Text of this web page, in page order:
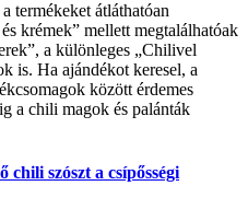
termékeket átláthatóan
krémek” mellett megtalálhatóak
a különleges „Chilivel
is. Ha ajándékot keresel, a
között érdemes
a chili magok és palánták
chili szószt a csípősségi